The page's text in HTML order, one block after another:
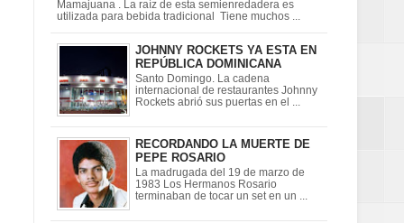
Mamajuana . La raíz de esta semienredadera es
utilizada para bebida tradicional Tiene muchos ...
JOHNNY ROCKETS YA ESTA EN
REPÚBLICA DOMINICANA
Santo Domingo. La cadena
internacional de restaurantes Johnny
Rockets abrió sus puertas en el ...
RECORDANDO LA MUERTE DE
PEPE ROSARIO
La madrugada del 19 de marzo de
1983 Los Hermanos Rosario
terminaban de tocar un set en un ...